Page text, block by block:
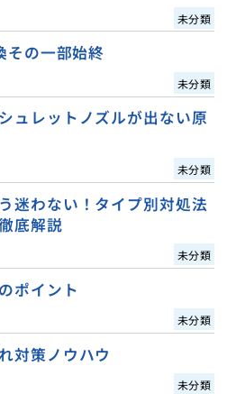
未分類
その一部始終
未分類
ュレットノズルが出ない原
未分類
迷わない！タイプ別対処法
底解説
未分類
ポイント
未分類
対策ノウハウ
未分類